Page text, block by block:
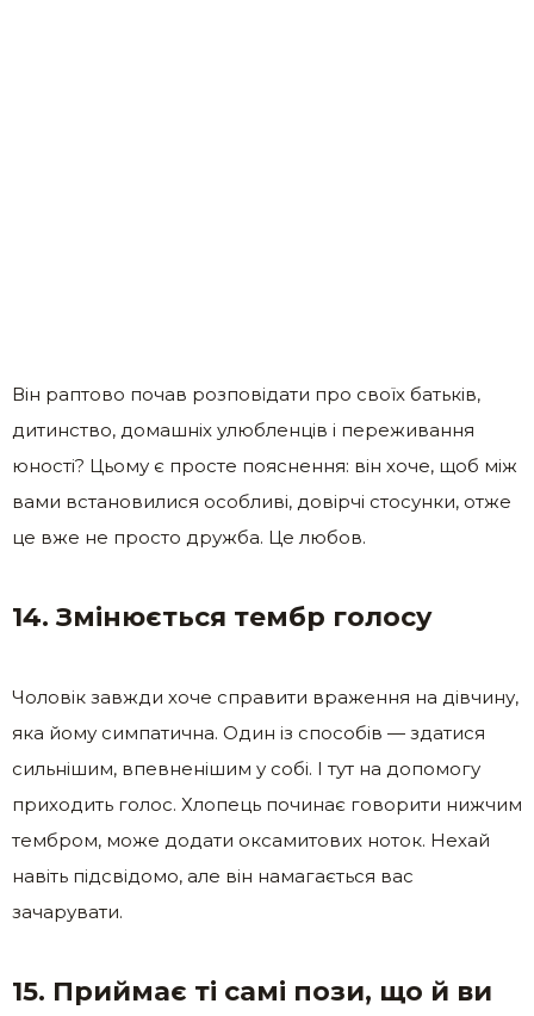
Він раптово почав розповідати про своїх батьків,
дитинство, домашніх улюбленців і переживання
юності? Цьому є просте пояснення: він хоче, щоб між
вами встановилися особливі, довірчі стосунки, отже
це вже не просто дружба. Це любов.
14. Змінюється тембр голосу
Чоловік завжди хоче справити враження на дівчину,
яка йому симпатична. Один із способів — здатися
сильнішим, впевненішим у собі. І тут на допомогу
приходить голос. Хлопець починає говорити нижчим
тембром, може додати оксамитових ноток. Нехай
навіть підсвідомо, але він намагається вас
зачарувати.
15. Приймає ті самі пози, що й ви